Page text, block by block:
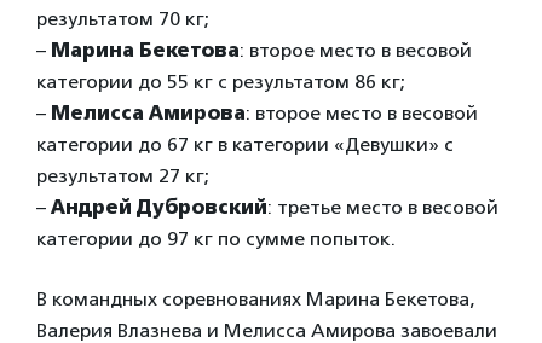
результатом 70 кг;
– Марина Бекетова: второе место в весовой
категории до 55 кг с результатом 86 кг;
– Мелисса Амирова: второе место в весовой
категории до 67 кг в категории «Девушки» с
результатом 27 кг;
– Андрей Дубровский: третье место в весовой
категории до 97 кг по сумме попыток.
В командных соревнованиях Марина Бекетова,
Валерия Влазнева и Мелисса Амирова завоевали